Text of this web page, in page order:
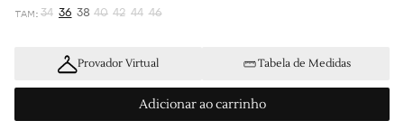
34 36 38 40 42 44 46
Provador Virtual Tabela de Medidas
Adicionar ao carrinho